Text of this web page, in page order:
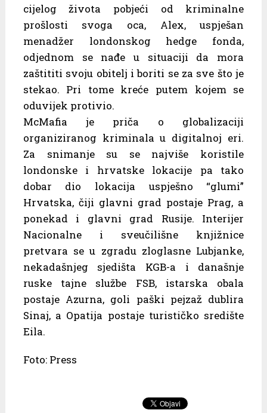
cijelog života pobjeći od kriminalne
prošlosti svoga oca, Alex, uspješan
menadžer londonskog hedge fonda,
odjednom se nađe u situaciji da mora
zaštititi svoju obitelj i boriti se za sve što je
stekao. Pri tome kreće putem kojem se
oduvijek protivio.
McMafia je priča o globalizaciji
organiziranog kriminala u digitalnoj eri.
Za snimanje su se najviše koristile
londonske i hrvatske lokacije pa tako
dobar dio lokacija uspješno “glumi”
Hrvatska, čiji glavni grad postaje Prag, a
ponekad i glavni grad Rusije. Interijer
Nacionalne i sveučilišne knjižnice
pretvara se u zgradu zloglasne Lubjanke,
nekadašnjeg sjedišta KGB-a i današnje
ruske tajne službe FSB, istarska obala
postaje Azurna, goli paški pejzaž dublira
Sinaj, a Opatija postaje turističko središte
Eila.
Foto: Press